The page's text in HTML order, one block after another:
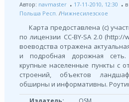
Автор: navmaster 17-11-2010, 12:30 в
Польша Респ. /Нижнесилезское
Карта предоставлена (с)
по лицензии СС-BY-SA 2.0 (http://
воеводства отражена
и подробная дорожная
крупные населенные пункты с
строений, объектов
обширны и информативны.